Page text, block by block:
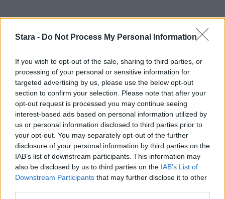
Stara - Do Not Process My Personal Information
If you wish to opt-out of the sale, sharing to third parties, or
processing of your personal or sensitive information for
targeted advertising by us, please use the below opt-out
section to confirm your selection. Please note that after your
opt-out request is processed you may continue seeing
interest-based ads based on personal information utilized by
us or personal information disclosed to third parties prior to
your opt-out. You may separately opt-out of the further
disclosure of your personal information by third parties on the
IAB’s list of downstream participants. This information may
also be disclosed by us to third parties on the IAB’s List of
Downstream Participants that may further disclose it to other